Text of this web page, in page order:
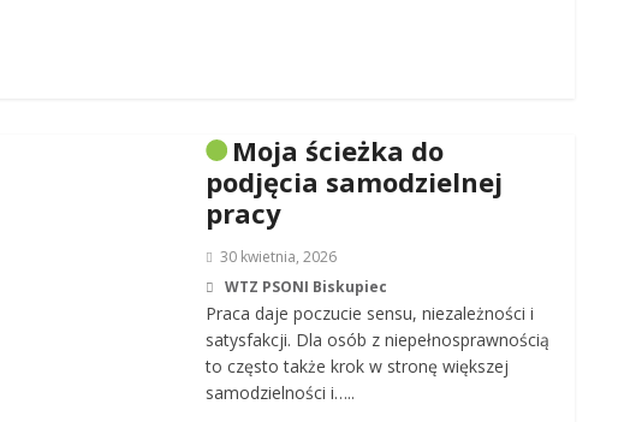
Moja ścieżka do
podjęcia samodzielnej
pracy
30 kwietnia, 2026
WTZ PSONI Biskupiec
Praca daje poczucie sensu, niezależności i
satysfakcji. Dla osób z niepełnosprawnością
to często także krok w stronę większej
samodzielności i…..